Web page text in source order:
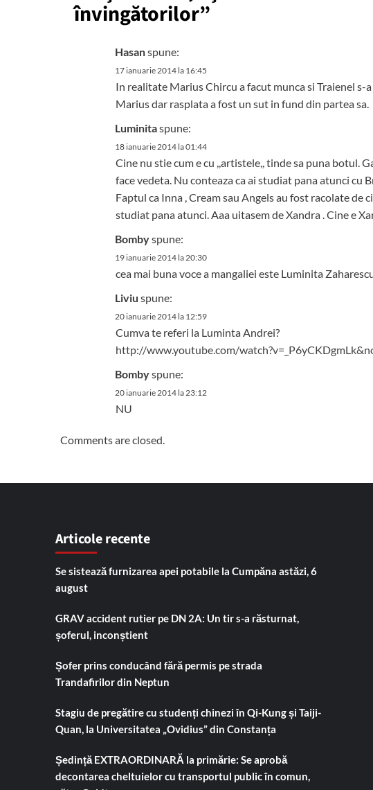
învingătorilor”
Hasanspune:
17 ianuarie 2014 la 16:45
In realitate Marius Chircu a facut munca si Traienel s-
Marius dar rasplata a fost un sut in fund din partea sa.
Luminitaspune:
18 ianuarie 2014 la 01:44
Cine nu stie cum e cu ,,artistele,, tinde sa puna botul.
face vedeta. Nu conteaza ca ai studiat pana atunci cu
Faptul ca Inna , Cream sau Angels au fost racolate de
studiat pana atunci. Aaa uitasem de Xandra . Cine e
Bombyspune:
19 ianuarie 2014 la 20:30
cea mai buna voce a mangaliei este Luminita
Liviu spune:
20 ianuarie 2014 la 12:59
Cumva te referi la Luminta Andrei?
http://www.youtube.com/
Bombyspune:
20 ianuarie 2014 la 23:12
NU
Comments are closed.
Articole recente
Se sistează furnizarea apei potabile la Cumpăna astăzi, 6
august
GRAV accident rutier pe DN 2A: Un tir s-a răsturnat,
șoferul, inconștient
Șofer prins conducând fără permis pe strada
Trandafirilor din Neptun
Stagiu de pregătire cu studenți chinezi în Qi-Kung și Taiji-
Quan, la Universitatea „Ovidius” din Constanța
Ședință EXTRAORDINARĂ la primărie: Se aprobă
decontarea cheltuielor cu transportul public în comun,